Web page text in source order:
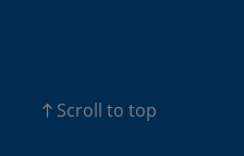
Scroll to top